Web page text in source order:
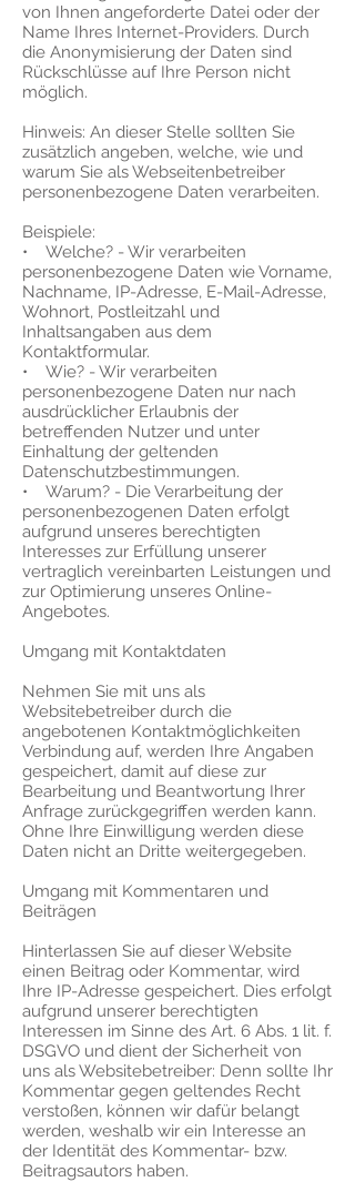
von Ihnen angeforderte Datei oder der
Name Ihres Internet-Providers. Durch
die Anonymisierung der Daten sind
Rückschlüsse auf Ihre Person nicht
möglich.
Hinweis: An dieser Stelle sollten Sie
zusätzlich angeben, welche, wie und
warum Sie als Webseitenbetreiber
personenbezogene Daten verarbeiten.
Beispiele:
• Welche? - Wir verarbeiten
personenbezogene Daten wie Vorname,
Nachname, IP-Adresse, E-Mail-Adresse,
Wohnort, Postleitzahl und
Inhaltsangaben aus dem
Kontaktformular.
• Wie? - Wir verarbeiten
personenbezogene Daten nur nach
ausdrücklicher Erlaubnis der
betreffenden Nutzer und unter
Einhaltung der geltenden
Datenschutzbestimmungen.
• Warum? - Die Verarbeitung der
personenbezogenen Daten erfolgt
aufgrund unseres berechtigten
Interesses zur Erfüllung unserer
vertraglich vereinbarten Leistungen und
zur Optimierung unseres Online-
Angebotes.
Umgang mit Kontaktdaten
Nehmen Sie mit uns als
Websitebetreiber durch die
angebotenen Kontaktmöglichkeiten
Verbindung auf, werden Ihre Angaben
gespeichert, damit auf diese zur
Bearbeitung und Beantwortung Ihrer
Anfrage zurückgegriffen werden kann.
Ohne Ihre Einwilligung werden diese
Daten nicht an Dritte weitergegeben.
Umgang mit Kommentaren und
Beiträgen
Hinterlassen Sie auf dieser Website
einen Beitrag oder Kommentar, wird
Ihre IP-Adresse gespeichert. Dies erfolgt
aufgrund unserer berechtigten
Interessen im Sinne des Art. 6 Abs. 1 lit. f.
DSGVO und dient der Sicherheit von
uns als Websitebetreiber: Denn sollte Ihr
Kommentar gegen geltendes Recht
verstoßen, können wir dafür belangt
werden, weshalb wir ein Interesse an
der Identität des Kommentar- bzw.
Beitragsautors haben.